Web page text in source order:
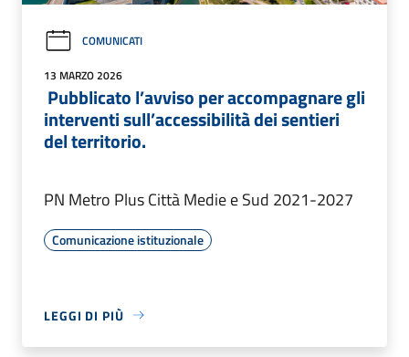
COMUNICATI
13 MARZO 2026
Pubblicato l’avviso per accompagnare gli
interventi sull’accessibilità dei sentieri
del territorio.
PN Metro Plus Città Medie e Sud 2021-2027
Comunicazione istituzionale
LEGGI DI PIÙ